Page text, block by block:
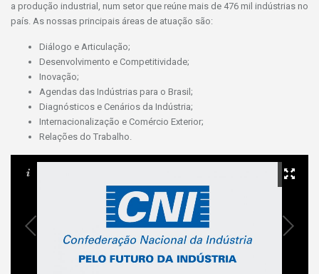
a produção industrial, num setor que reúne mais de 476 mil indústrias no
país. As nossas principais áreas de atuação são:
Diálogo e Articulação;
Desenvolvimento e Competitividade;
Inovação;
Agendas das Indústrias para o Brasil;
Diagnósticos e Cenários da Indústria;
Internacionalização e Comércio Exterior;
Relações do Trabalho.